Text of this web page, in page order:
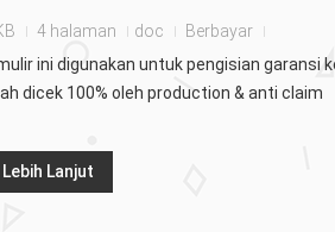
4 halaman doc
Berbayar
ini digunakan untuk pengisian garansi
dicek 100% oleh production & anti claim
Lebih Lanjut